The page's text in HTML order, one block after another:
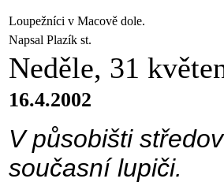
Loupežníci v Macově dole.
Napsal Plazík st.
Neděle, 31
16.4.2002
V působišti
současní lupiči.